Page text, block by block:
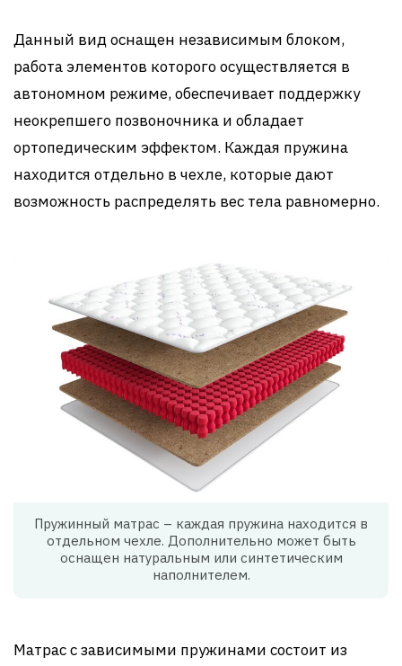
Данный вид оснащен независимым блоком,
работа элементов которого осуществляется в
автономном режиме, обеспечивает поддержку
неокрепшего позвоночника и обладает
ортопедическим эффектом. Каждая пружина
находится отдельно в чехле, которые дают
возможность распределять вес тела равномерно.
Пружинный матрас – каждая пружина находится в
отдельном чехле. Дополнительно может быть
оснащен натуральным или синтетическим
наполнителем.
Матрас с зависимыми пружинами состоит из